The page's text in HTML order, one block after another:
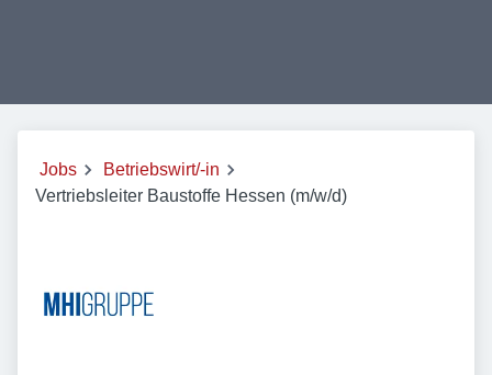
Jobs
Betriebswirt/-in
Vertriebsleiter Baustoffe Hessen (m/w/d)